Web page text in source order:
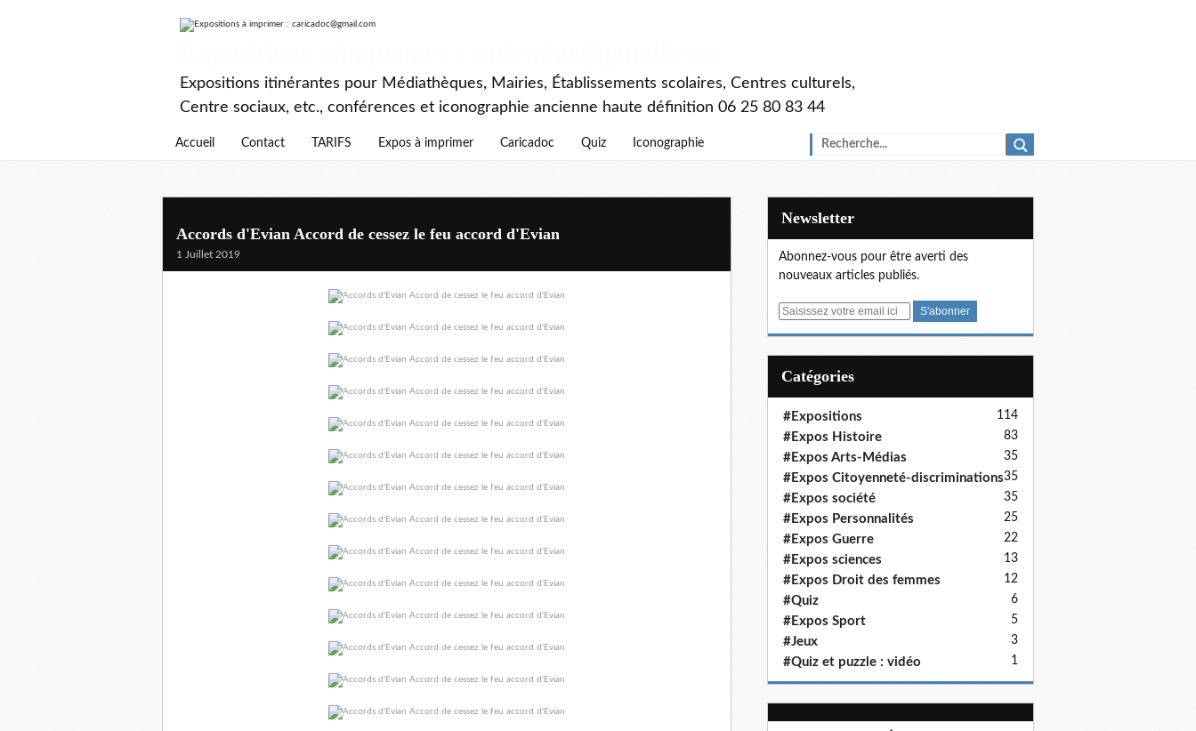
Expositions itinérantes pour Médiathèques, Mairies, Établissements scolaires, Centres culturels,
Centre sociaux, etc., conférences et iconographie ancienne haute définition 06 25 80 83 44
Accueil Contact TARIFS Expos à imprimer Caricadoc Quiz Iconographie
Accords d'Evian Accord de cessez le feu accord d'Evian
1 Juillet 2019
Newsletter
Abonnez-vous pour être averti des
nouveaux articles publiés.
E
Catégories
#Expositions 114
#Expos Histoire 83
#Expos Arts-Médias 35
#Expos Citoyenneté-discriminations35
#Expos société 35
#Expos Personnalités 25
#Expos Guerre 22
#Expos sciences 13
#Expos Droit des femmes 12
#Quiz 6
#Expos Sport 5
#Jeux 3
#Quiz et puzzle : vidéo 1